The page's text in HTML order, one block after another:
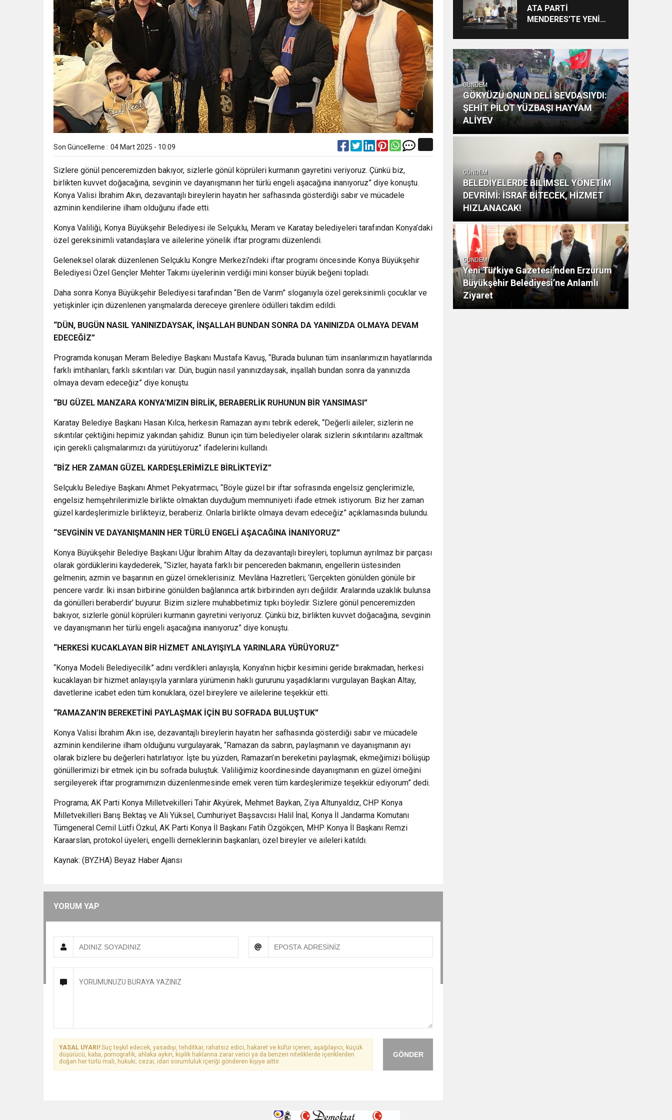
Son Güncelleme : 04 Mart 2025 - 10:09
Sizlere gönül penceremizden bakıyor, sizlerle gönül köprüleri kurmanın gayretini veriyoruz. Çünkü biz,
birlikten kuvvet doğacağına, sevginin ve dayanışmanın her türlü engeli aşacağına inanıyoruz” diye konuştu.
Konya Valisi İbrahim Akın, dezavantajlı bireylerin hayatın her safhasında gösterdiği sabır ve mücadele
azminin kendilerine ilham olduğunu ifade etti.
Konya Valiliği, Konya Büyükşehir Belediyesi ile Selçuklu, Meram ve Karatay belediyeleri tarafından Konya’daki
özel gereksinimli vatandaşlara ve ailelerine yönelik iftar programı düzenlendi.
Geleneksel olarak düzenlenen Selçuklu Kongre Merkezi’ndeki iftar programı öncesinde Konya Büyükşehir
Belediyesi Özel Gençler Mehter Takımı üyelerinin verdiği mini konser büyük beğeni topladı.
Daha sonra Konya Büyükşehir Belediyesi tarafından “Ben de Varım” sloganıyla özel gereksinimli çocuklar ve
yetişkinler için düzenlenen yarışmalarda dereceye girenlere ödülleri takdim edildi.
“DÜN, BUGÜN NASIL YANINIZDAYSAK, İNŞALLAH BUNDAN SONRA DA YANINIZDA OLMAYA DEVAM
EDECEĞİZ”
Programda konuşan Meram Belediye Başkanı Mustafa Kavuş, “Burada bulunan tüm insanlarımızın hayatlarında
farklı imtihanları, farklı sıkıntıları var. Dün, bugün nasıl yanınızdaysak, inşallah bundan sonra da yanınızda
olmaya devam edeceğiz” diye konuştu.
“BU GÜZEL MANZARA KONYA’MIZIN BİRLİK, BERABERLİK RUHUNUN BİR YANSIMASI”
Karatay Belediye Başkanı Hasan Kılca, herkesin Ramazan ayını tebrik ederek, “Değerli aileler; sizlerin ne
sıkıntılar çektiğini hepimiz yakından şahidiz. Bunun için tüm belediyeler olarak sizlerin sıkıntılarını azaltmak
için gerekli çalışmalarımızı da yürütüyoruz” ifadelerini kullandı.
“BİZ HER ZAMAN GÜZEL KARDEŞLERİMİZLE BİRLİKTEYİZ”
Selçuklu Belediye Başkanı Ahmet Pekyatırmacı, “Böyle güzel bir iftar sofrasında engelsiz gençlerimizle,
engelsiz hemşehrilerimizle birlikte olmaktan duyduğum memnuniyeti ifade etmek istiyorum. Biz her zaman
güzel kardeşlerimizle birlikteyiz, beraberiz. Onlarla birlikte olmaya devam edeceğiz” açıklamasında bulundu.
“SEVGİNİN VE DAYANIŞMANIN HER TÜRLÜ ENGELİ AŞACAĞINA İNANIYORUZ”
Konya Büyükşehir Belediye Başkanı Uğur İbrahim Altay da dezavantajlı bireyleri, toplumun ayrılmaz bir parçası
olarak gördüklerini kaydederek, “Sizler, hayata farklı bir pencereden bakmanın, engellerin üstesinden
gelmenin; azmin ve başarının en güzel örneklerisiniz. Mevlâna Hazretleri; ‘Gerçekten gönülden gönüle bir
pencere vardır. İki insan birbirine gönülden bağlanınca artık birbirinden ayrı değildir. Aralarında uzaklık bulunsa
da gönülleri beraberdir’ buyurur. Bizim sizlere muhabbetimiz tıpkı böyledir. Sizlere gönül penceremizden
bakıyor, sizlerle gönül köprüleri kurmanın gayretini veriyoruz. Çünkü biz, birlikten kuvvet doğacağına, sevginin
ve dayanışmanın her türlü engeli aşacağına inanıyoruz” diye konuştu.
“HERKESİ KUCAKLAYAN BİR HİZMET ANLAYIŞIYLA YARINLARA YÜRÜYORUZ”
“Konya Modeli Belediyecilik” adını verdikleri anlayışla, Konya’nın hiçbir kesimini geride bırakmadan, herkesi
kucaklayan bir hizmet anlayışıyla yarınlara yürümenin haklı gururunu yaşadıklarını vurgulayan Başkan Altay,
davetlerine icabet eden tüm konuklara, özel bireylere ve ailelerine teşekkür etti.
“RAMAZAN’IN BEREKETİNİ PAYLAŞMAK İÇİN BU SOFRADA BULUŞTUK”
Konya Valisi İbrahim Akın ise, dezavantajlı bireylerin hayatın her safhasında gösterdiği sabır ve mücadele
azminin kendilerine ilham olduğunu vurgulayarak, “Ramazan da sabrın, paylaşmanın ve dayanışmanın ayı
olarak bizlere bu değerleri hatırlatıyor. İşte bu yüzden, Ramazan’ın bereketini paylaşmak, ekmeğimizi bölüşüp
gönüllerimizi bir etmek için bu sofrada buluştuk. Valiliğimiz koordinesinde dayanışmanın en güzel örneğini
sergileyerek iftar programımızın düzenlenmesinde emek veren tüm kardeşlerimize teşekkür ediyorum” dedi.
Programa; AK Parti Konya Milletvekilleri Tahir Akyürek, Mehmet Baykan, Ziya Altunyaldız, CHP Konya
Milletvekilleri Barış Bektaş ve Ali Yüksel, Cumhuriyet Başsavcısı Halil İnal, Konya İl Jandarma Komutanı
Tümgeneral Cemil Lütfi Özkul, AK Parti Konya İl Başkanı Fatih Özgökçen, MHP Konya İl Başkanı Remzi
Karaarslan, protokol üyeleri, engelli derneklerinin başkanları, özel bireyler ve aileleri katıldı.
Kaynak: (BYZHA) Beyaz Haber Ajansı
YORUM YAP
GÖNDER
YASAL UYARI! Suç teşkil edecek, yasadışı, tehditkar, rahatsız edici, hakaret ve küfür içeren, aşağılayıcı, küçük
düşürücü, kaba, pornografik, ahlaka aykırı, kişilik haklarına zarar verici ya da benzeri niteliklerde içeriklerden
doğan her türlü mali, hukuki, cezai, idari sorumluluk içeriği gönderen kişiye aittir.
Kişinin Lafa Bakılmaz”
ATA PARTİ
MENDERES’TE YENİ
BAŞLADI
GÜNDEM
GÖKYÜZÜ ONUN DELİ SEVDASIYDI:
ŞEHİT PİLOT YÜZBAŞI HAYYAM
ALİYEV
GÜNDEM
BELEDİYELERDE BİLİMSEL YÖNETİM
DEVRİMİ: İSRAF BİTECEK, HİZMET
HIZLANACAK!
GÜNDEM
Yeni Türkiye Gazetesi’nden Erzurum
Büyükşehir Belediyesi’ne Anlamlı
Ziyaret